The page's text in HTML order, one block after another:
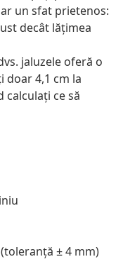
un sfat prietenos:
decât lățimea
jaluzele oferă o
doar 4,1 cm la
calculați ce să
± 4 mm)